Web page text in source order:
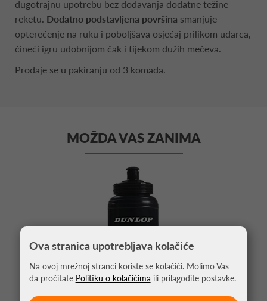
dugotrajnu upotrebu bez dodavanja dodatne težine
reketu. Dodatno podstavljena površina smanjuje
opterećenje na ruku i poboljšava osjećaj prilikom udarca,
čineći igru udobnijom čak i tijekom dužih mečeva.
Prodaje se u pakiranju od 3 komada.
MOŽDA VAS ZANIMA
Ova stranica upotrebljava kolačiće
Na ovoj mrežnoj stranci koriste se kolačići. Molimo Vas
da pročitate Politiku o kolačićima ili prilagodite postavke.